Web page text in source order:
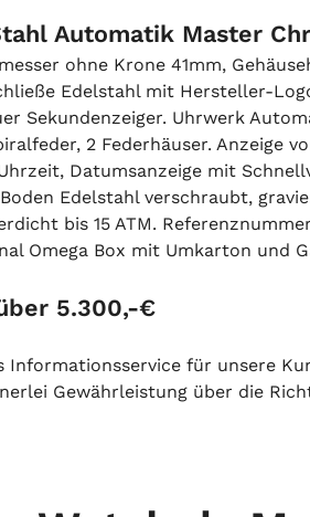
Automatik Master
ohne Krone 41mm,
Edelstahl mit Hersteller-
Sekundenzeiger. Uhrwerk
2 Federhäuser. Anzeige
Datumsanzeige mit
Edelstahl verschraubt,
bis 15 ATM.
Omega Box mit Umkarton und
5.300,-€
Informationsservice für unsere
Gewährleistung über die